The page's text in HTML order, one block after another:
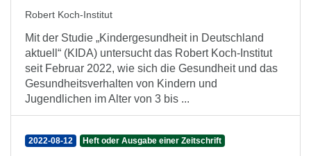
Robert Koch-Institut
Mit der Studie „Kindergesundheit in Deutschland
aktuell“ (KIDA) untersucht das Robert Koch-Institut
seit Februar 2022, wie sich die Gesundheit und das
Gesundheitsverhalten von Kindern und
Jugendlichen im Alter von 3 bis ...
2022-08-12 Heft oder Ausgabe einer Zeitschrift